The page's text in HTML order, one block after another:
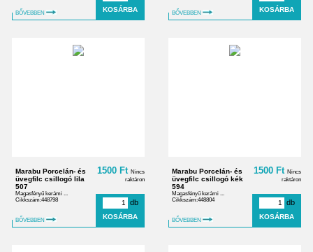
BŐVEBBEN BŐVEBBEN
Marabu Porcelán- és
üvegfilc csillogó lila
507
Magasfényű kerámi ...
Cikkszám:448798
BŐVEBBEN
1500 Ft Nincs
raktáron
db
Marabu Porcelán- és
üvegfilc csillogó kék
594
Magasfényű kerámi ...
Cikkszám:448804
BŐVEBBEN
1500 Ft Nincs
raktáron
db